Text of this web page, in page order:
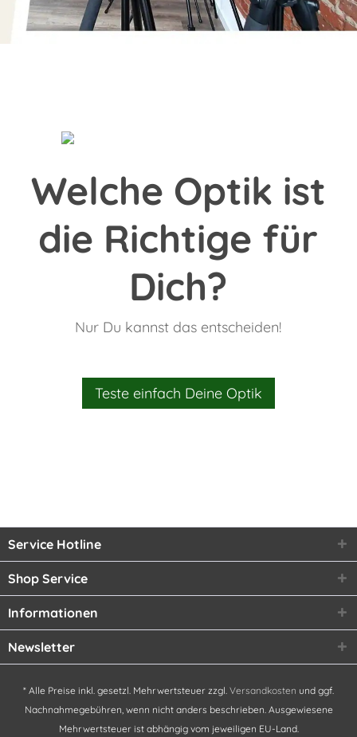
Welche Optik ist
die Richtige für
Dich?
Nur Du kannst das entscheiden!
Teste einfach Deine Optik
Service Hotline
Shop Service
Informationen
Newsletter
* Alle Preise inkl. gesetzl. Mehrwertsteuer zzgl. Versandkosten und ggf.
Nachnahmegebühren, wenn nicht anders beschrieben. Ausgewiesene
Mehrwertsteuer ist abhängig vom jeweiligen EU-Land.